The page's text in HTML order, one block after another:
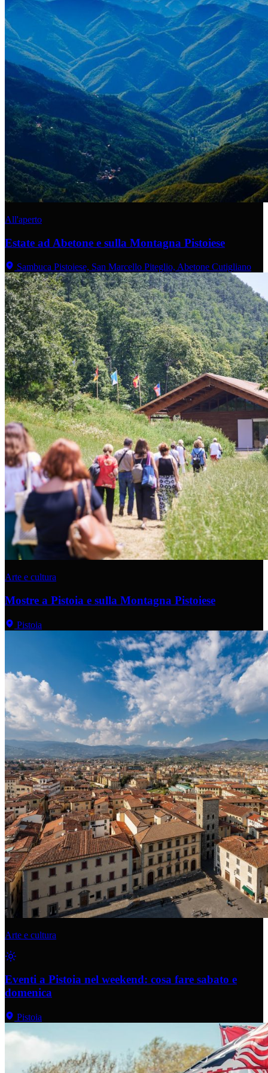
All'aperto
Estate ad Abetone e sulla Montagna Pistoiese
Sambuca Pistoiese, San Marcello Piteglio, Abetone Cutigliano
Arte e cultura
Mostre a Pistoia e sulla Montagna Pistoiese
Pistoia
Arte e cultura
Eventi a Pistoia nel weekend: cosa fare sabato e
domenica
Pistoia